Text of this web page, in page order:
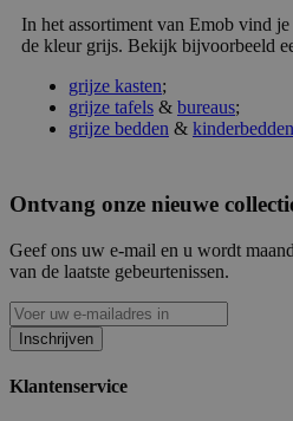
In het assortiment van Emob vind
de kleur grijs. Bekijk bijvoorbeeld
grijze kasten;
grijze tafels & bureaus;
grijze bedden & kinderbedden
Ontvang onze nieuwe
Geef ons uw e-mail en u wordt
van de laatste gebeurtenissen.
Inschrijven
Klantenservice